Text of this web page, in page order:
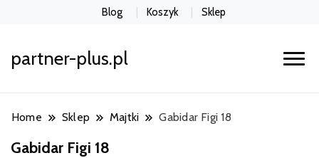
Blog Koszyk Sklep
partner-plus.pl
Home Sklep Majtki Gabidar Figi 18
Gabidar Figi 18